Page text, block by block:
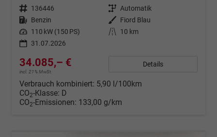
Fahrzeugnr. 136446 Getriebe Automatik
Kraftstoff Benzin Außenfarbe Fiord Blau
Leistung 110 kW (150 PS) Kilometerstand
10 km
31.07.2026
34.085,– €
incl. 21% MwSt.
Details
Verbrauch kombiniert: 5,90 l/100km
CO2-Klasse: D
CO2-Emissionen: 133,00 g/km